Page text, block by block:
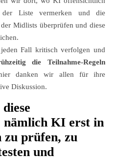
Liste vermerken und die
Midlists überprüfen und diese
Fall kritisch verfolgen und
die Teilnahme-Regeln
danken wir allen für ihre
Diskussion.
nämlich KI erst in
zu prüfen, zu
und